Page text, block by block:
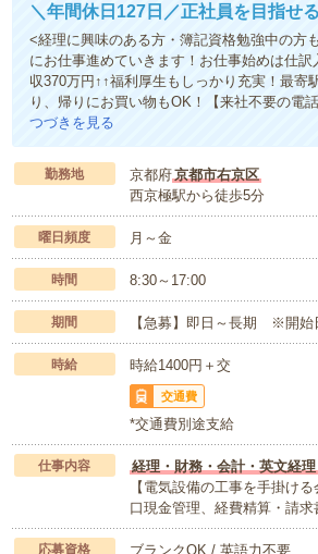
＼年間休日127日／正社員を目指せ
<経理に興味のある方・簿記資格勉強中の方
にお仕事進めていきます！お仕事始めは仕
収370万円↑↑福利厚生もしっかり充実！最
り、帰りにお買い物もOK！【来社不要の電
つづきを見る
勤務地 京都府京都市右京区
西京極駅から徒歩5分
曜日頻度 月～金
時間 8:30～17:00
期間 【急募】即日～長期 ※開
時給 時給1400円＋交
交通費
*交通費別途支給
仕事内容
経理・財務・会計・英文経理
【電気設備の工事を手掛け
口現金管理、経費精算・請
応募資格 ブランクOK / 英語力不要